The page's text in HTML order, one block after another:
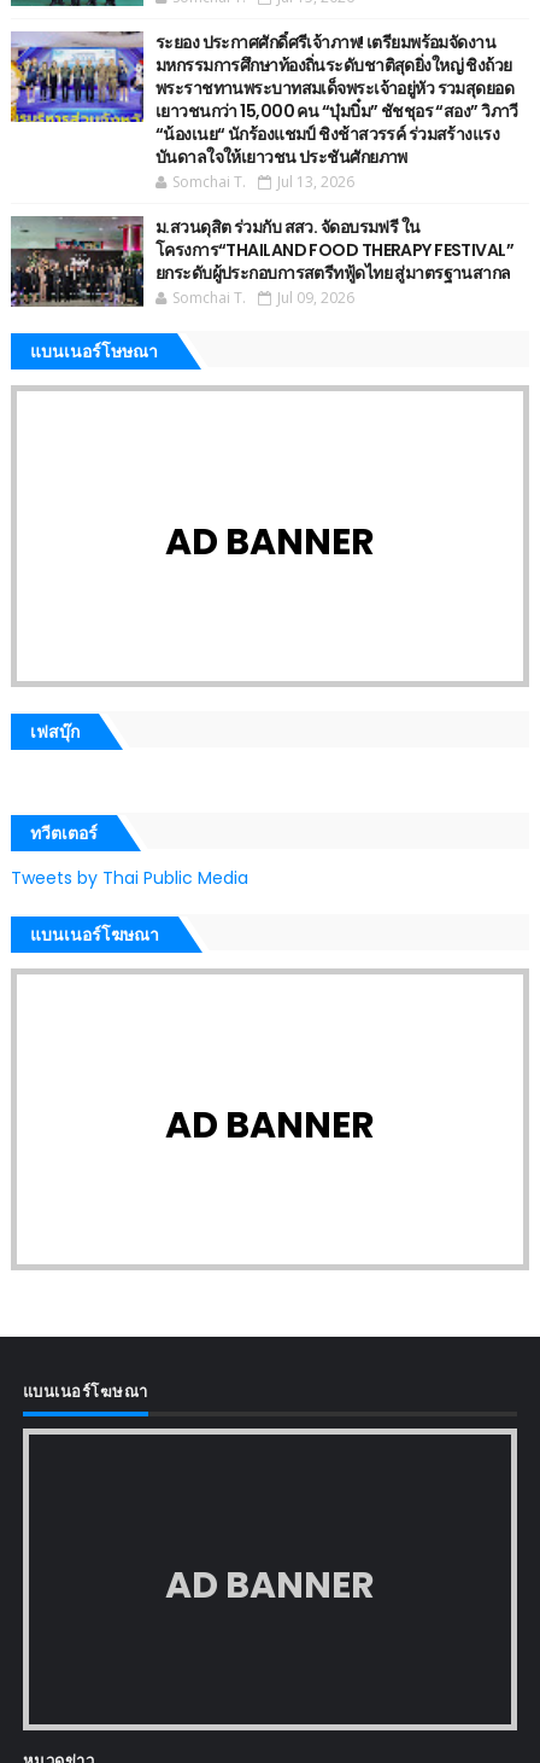
ระยอง ประกาศศักดิ์ศรีเจ้าภาพ! เตรียมพร้อมจัดงาน
มหกรรมการศึกษาท้องถิ่นระดับชาติสุดยิ่งใหญ่ ชิงถ้วย
พระราชทานพระบาทสมเด็จพระเจ้าอยู่หัว รวมสุดยอด
เยาวชนกว่า 15,000 คน “บุ๋มบิ๋ม” ชัชชุอร “สอง” วิภาวี
“น้องเนย“ นักร้องแชมป์ ชิงช้าสวรรค์ ร่วมสร้างแรง
บันดาลใจให้เยาวชน ประชันศักยภาพ
Somchai T. Jul 13, 2026
ม.สวนดุสิต ร่วมกับ สสว. จัดอบรมฟรี ใน
โครงการ“THAILAND FOOD THERAPY FESTIVAL”
ยกระดับผู้ประกอบการสตรีทฟู้ดไทย สู่มาตรฐานสากล
Somchai T. Jul 09, 2026
แบนเนอร์โษษณา
AD BANNER
เฟสบุ๊ก
ทวีตเตอร์
Tweets by Thai Public Media
แบนเนอร์โฆษณา
AD BANNER
แบนเนอร์โฆษณา
AD BANNER